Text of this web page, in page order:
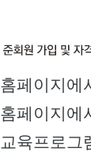
홈페이지에
홈페이지에
교육프로